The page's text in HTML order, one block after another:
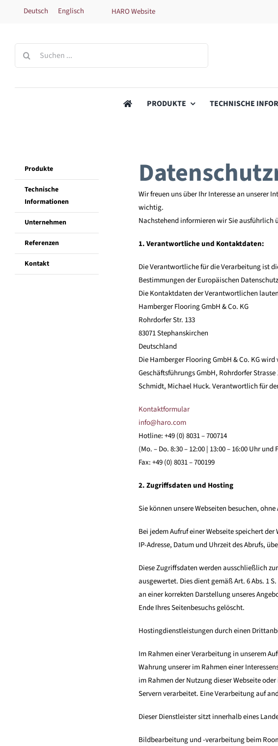
Deutsch Englisch HARO Website
nach:
PRODUKTE TECHNISCHE
Produkte
Technische
Informationen
Unternehmen
Referenzen
Kontakt
Wir freuen uns über Ihr Interesse an unserer
wichtig.
Nachstehend informieren wir Sie ausführlich
1. Verantwortliche und Kontaktdaten:
Die Verantwortliche für die Verarbeitung ist
Bestimmungen der Europäischen
Die Kontaktdaten der Verantwortlichen
Hamberger Flooring GmbH & Co. KG
Rohrdorfer Str. 133
83071 Stephanskirchen
Deutschland
Die Hamberger Flooring GmbH & Co. KG
Geschäftsführungs GmbH, Rohrdorfer
Schmidt, Michael Huck. Verantwortlich für
Kontaktformular
info@haro.com
Hotline: +49 (0) 8031 – 700714
(Mo. – Do. 8:30 – 12:00 | 13:00 – 16:00 Uhr und
Fax: +49 (0) 8031 – 700199
2. Zugriffsdaten und Hosting
Sie können unsere Webseiten besuchen,
Bei jedem Aufruf einer Webseite speichert
IP-Adresse, Datum und Uhrzeit des Abrufs,
Diese Zugriffsdaten werden ausschließlich
ausgewertet. Dies dient gemäß Art. 6 Abs. 1
an einer korrekten Darstellung unseres
Ende Ihres Seitenbesuchs gelöscht.
Hostingdienstleistungen durch einen
Im Rahmen einer Verarbeitung in unserem
Wahrung unserer im Rahmen einer
im Rahmen der Nutzung dieser Webseite
Servern verarbeitet. Eine Verarbeitung auf
Dieser Dienstleister sitzt innerhalb eines
Bildbearbeitung und -verarbeitung beim